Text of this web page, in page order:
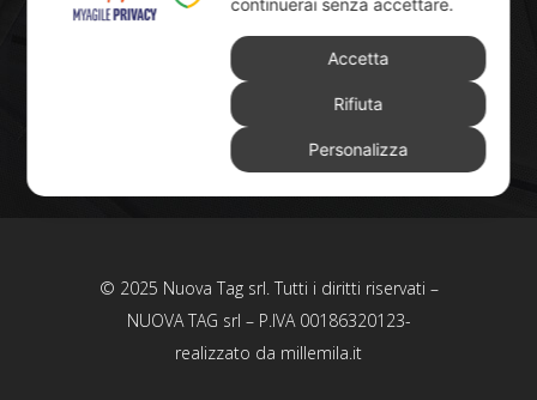
Recapito: Tel (+39) 0331.200076
info@nuovatag.it
© 2025 Nuova Tag srl. Tutti i diritti riservati –
NUOVA TAG srl – P.IVA 00186320123-
realizzato da millemila.it
continuerai senza accettare.
Accetta
Rifiuta
Personalizza